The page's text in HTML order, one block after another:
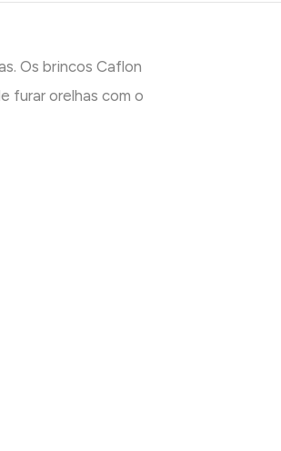
Os brincos Caflon
furar orelhas com o